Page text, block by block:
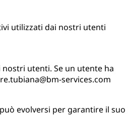
utilizzati dai nostri utenti
utenti. Se un utente ha
services.com
evolversi per garantire il suo